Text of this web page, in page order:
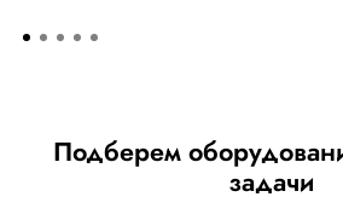
Подберем
задачи